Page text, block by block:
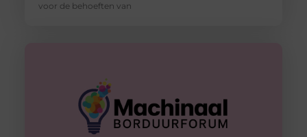
voor de behoeften van